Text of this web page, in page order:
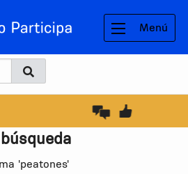
Menú
BUSCAR
'peatones'